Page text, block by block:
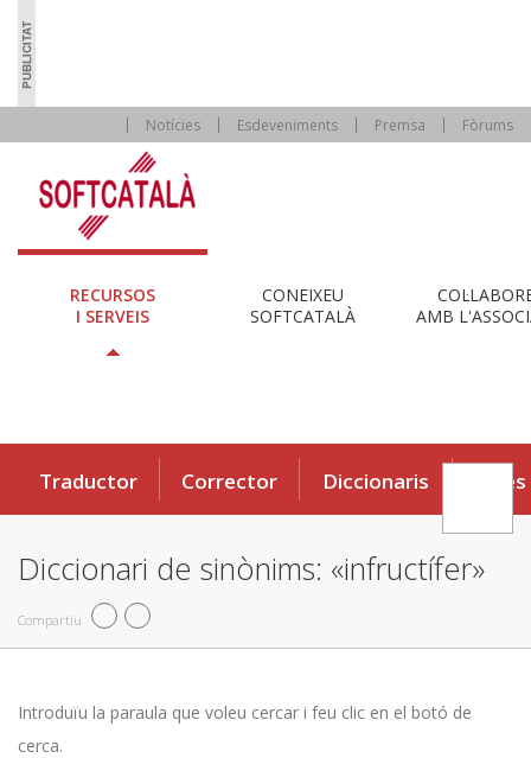
Notícies Esdeveniments Premsa Fòrums
RECURSOS
I SERVEIS
CONEIXEU
SOFTCATALÀ
AMB
Traductor Corrector Diccionaris Eines
Diccionari de sinònims: «infructífer»
Compartiu
Introduïu la paraula que voleu cercar i feu clic en el botó de
cerca.